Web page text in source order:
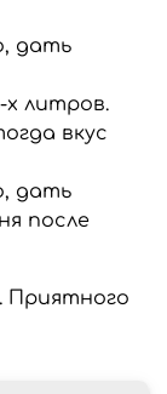
дать
х литров.
вкус
дать
после
Приятного